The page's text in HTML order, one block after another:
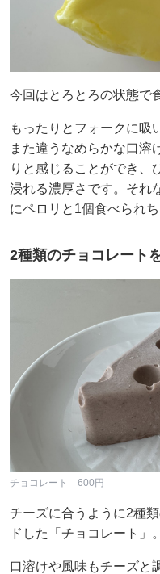
今回はとろとろの状態で
もったりとフォークに吸
また違うなめらかな口溶
りと感じることができ、
浸れる濃厚さです。それ
にペロリと1個食べられち
2種類のチョコレート
チョコレート 600円
チーズに合うように2種
ドした「チョコレート」。
口溶けや風味もチーズと